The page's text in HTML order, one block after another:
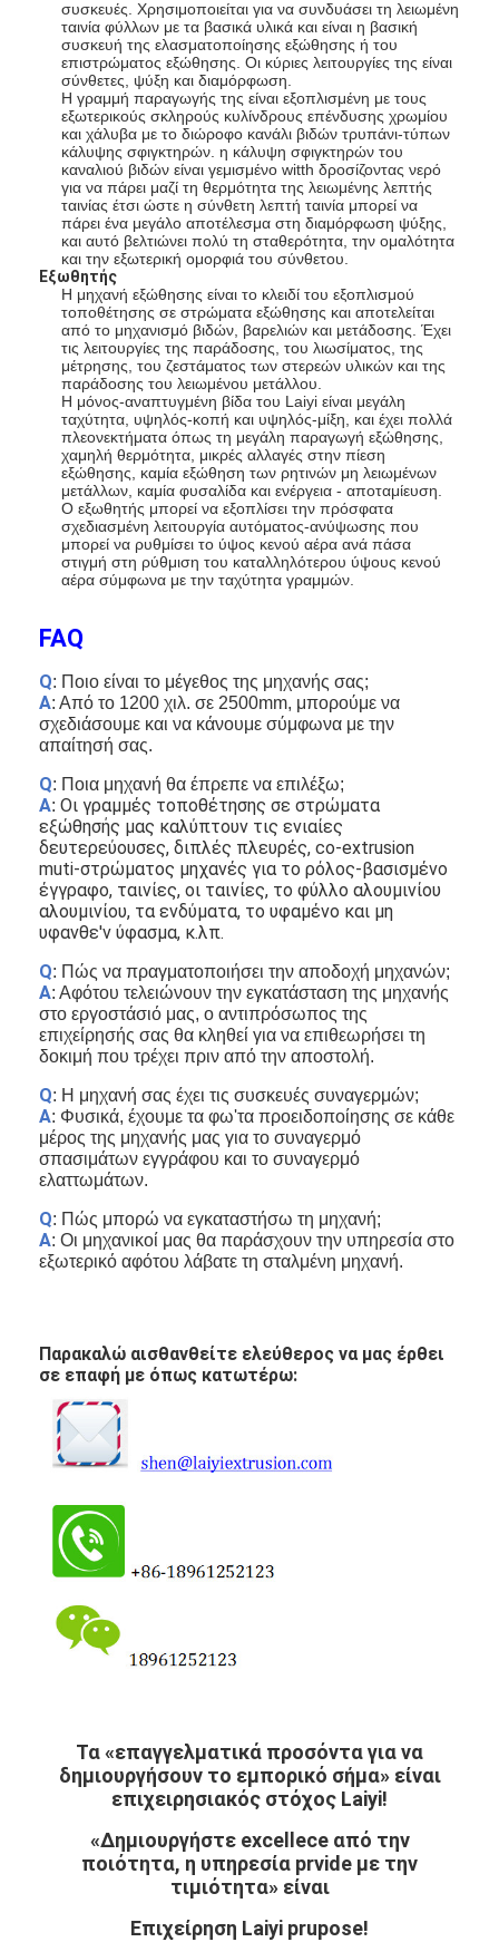
Μηχανή επιστρώματος εξώθησης
μηχάνημα επίστρωσης του χαρτιού
Πλαισιωμένη διπλάσιο μηχανή τοποθέτησης σε στρώματα
Μέρη μηχανών ελασματοποίησης
Φγμένη λειωμένο μέταλλο μηχανή υφάσματος
συσκευές. Χρησιμοποιείται για να συνδυάσει τη λειωμένη
ταινία φύλλων με τα βασικά υλικά και είναι η βασική
συσκευή της ελασματοποίησης εξώθησης ή του
επιστρώματος εξώθησης. Οι κύριες λειτουργίες της είναι
σύνθετες, ψύξη και διαμόρφωση.
Η γραμμή παραγωγής της είναι εξοπλισμένη με τους
εξωτερικούς σκληρούς κυλίνδρους επένδυσης χρωμίου
και χάλυβα με το διώροφο κανάλι βιδών τρυπάνι-τύπων
κάλυψης σφιγκτηρών. η κάλυψη σφιγκτηρών του
καναλιού βιδών είναι γεμισμένο witth δροσίζοντας νερό
για να πάρει μαζί τη θερμότητα της λειωμένης λεπτής
ταινίας έτσι ώστε η σύνθετη λεπτή ταινία μπορεί να
πάρει ένα μεγάλο αποτέλεσμα στη διαμόρφωση ψύξης,
και αυτό βελτιώνει πολύ τη σταθερότητα, την ομαλότητα
και την εξωτερική ομορφιά του σύνθετου.
Εξωθητής
Η μηχανή εξώθησης είναι το κλειδί του εξοπλισμού
τοποθέτησης σε στρώματα εξώθησης και αποτελείται
από το μηχανισμό βιδών, βαρελιών και μετάδοσης. Έχει
τις λειτουργίες της παράδοσης, του λιωσίματος, της
μέτρησης, του ζεστάματος των στερεών υλικών και της
παράδοσης του λειωμένου μετάλλου.
Η μόνος-αναπτυγμένη βίδα του Laiyi είναι μεγάλη
ταχύτητα, υψηλός-κοπή και υψηλός-μίξη, και έχει πολλά
πλεονεκτήματα όπως τη μεγάλη παραγωγή εξώθησης,
χαμηλή θερμότητα, μικρές αλλαγές στην πίεση
εξώθησης, καμία εξώθηση των ρητινών μη λειωμένων
μετάλλων, καμία φυσαλίδα και ενέργεια - αποταμίευση.
Ο εξωθητής μπορεί να εξοπλίσει την πρόσφατα
σχεδιασμένη λειτουργία αυτόματος-ανύψωσης που
μπορεί να ρυθμίσει το ύψος κενού αέρα ανά πάσα
στιγμή στη ρύθμιση του καταλληλότερου ύψους κενού
αέρα σύμφωνα με την ταχύτητα γραμμών.
FAQ
Q: Ποιο είναι το μέγεθος της μηχανής σας;
Α: Από το 1200 χιλ. σε 2500mm, μπορούμε να
σχεδιάσουμε και να κάνουμε σύμφωνα με την
απαίτησή σας.
Q: Ποια μηχανή θα έπρεπε να επιλέξω;
Α: Οι γραμμές τοποθέτησης σε στρώματα
εξώθησής μας καλύπτουν τις ενιαίες
δευτερεύουσες, διπλές πλευρές, co-extrusion
muti-στρώματος μηχανές για το ρόλος-βασισμένο
έγγραφο, ταινίες, οι ταινίες, το φύλλο αλουμινίου
αλουμινίου, τα ενδύματα, το υφαμένο και μη
υφανθε'ν ύφασμα, κ.λπ.
Q: Πώς να πραγματοποιήσει την αποδοχή μηχανών;
Α: Αφότου τελειώνουν την εγκατάσταση της μηχανής
στο εργοστάσιό μας, ο αντιπρόσωπος της
επιχείρησής σας θα κληθεί για να επιθεωρήσει τη
δοκιμή που τρέχει πριν από την αποστολή.
Q: Η μηχανή σας έχει τις συσκευές συναγερμών;
Α: Φυσικά, έχουμε τα φω'τα προειδοποίησης σε κάθε
μέρος της μηχανής μας για το συναγερμό
σπασιμάτων εγγράφου και το συναγερμό
ελαττωμάτων.
Q: Πώς μπορώ να εγκαταστήσω τη μηχανή;
Α: Οι μηχανικοί μας θα παράσχουν την υπηρεσία στο
εξωτερικό αφότου λάβατε τη σταλμένη μηχανή.
Παρακαλώ αισθανθείτε ελεύθερος να μας έρθει
σε επαφή με όπως κατωτέρω:
Τα «επαγγελματικά προσόντα για να
δημιουργήσουν το εμπορικό σήμα» είναι
επιχειρησιακός στόχος Laiyi!
«Δημιουργήστε excellece από την
ποιότητα, η υπηρεσία prvide με την
τιμιότητα» είναι
Επιχείρηση Laiyi prupose!